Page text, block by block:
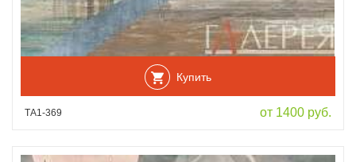
Купить
ТА1-369 от 1400 руб.